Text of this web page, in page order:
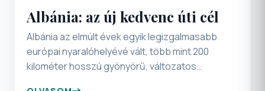
Albánia: az új kedvenc úti cél
Albánia az elmúlt évek egyik legizgalmasabb
európai nyaralóhelyévé vált, több mint 200
kilométer hosszú gyönyörű, változatos